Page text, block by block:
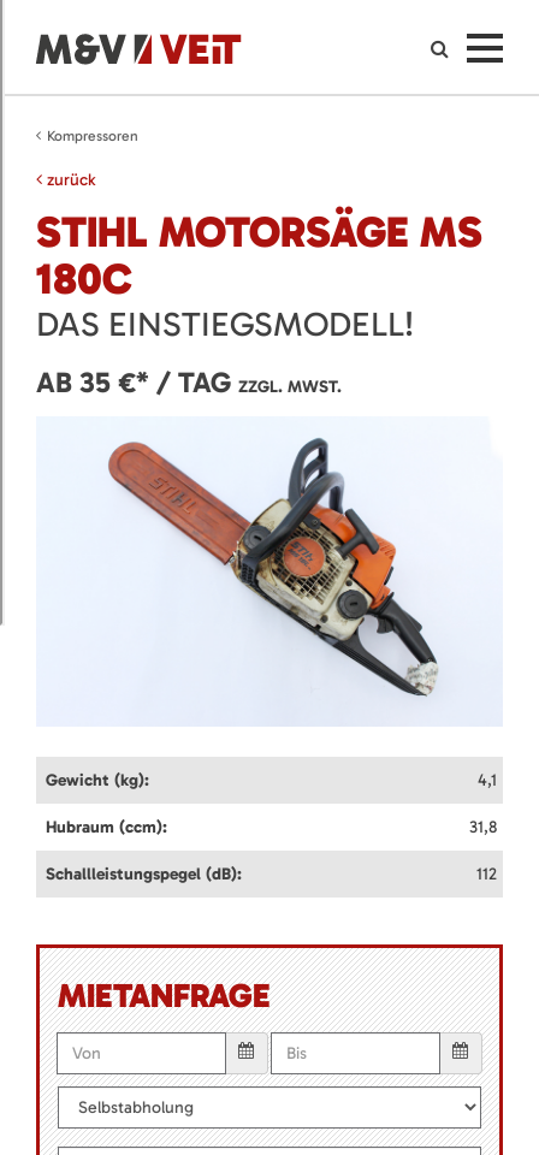
Kompressoren
zurück
STIHL MOTORSÄGE MS
180C
DAS EINSTIEGSMODELL!
AB 35 €* / TAG ZZGL. MWST.
Gewicht (kg): 4,1
Hubraum (ccm): 31,8
Schallleistungspegel (dB): 112
MIETANFRAGE